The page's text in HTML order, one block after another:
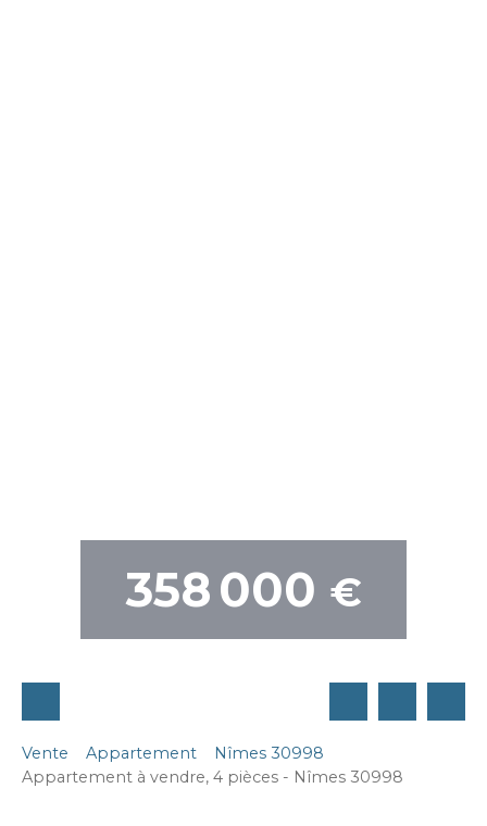
358 000 €
Vente Appartement
Nîmes 30998
Appartement à vendre, 4 pièces - Nîmes 30998